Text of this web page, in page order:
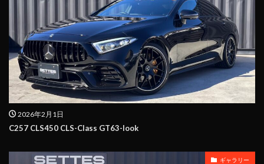
2026年2月1日
C257 CLS450 CLS-Class GT63-look
ギャラリー